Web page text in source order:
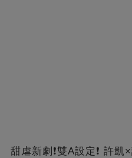
甜虐新劇❗雙A設定❗ 許